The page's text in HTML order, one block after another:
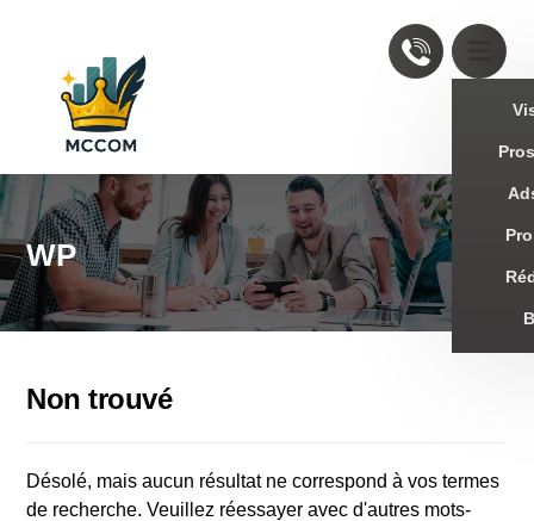
WP
Non trouvé
Désolé, mais aucun résultat ne correspond à vos termes
de recherche. Veuillez réessayer avec d'autres mots-